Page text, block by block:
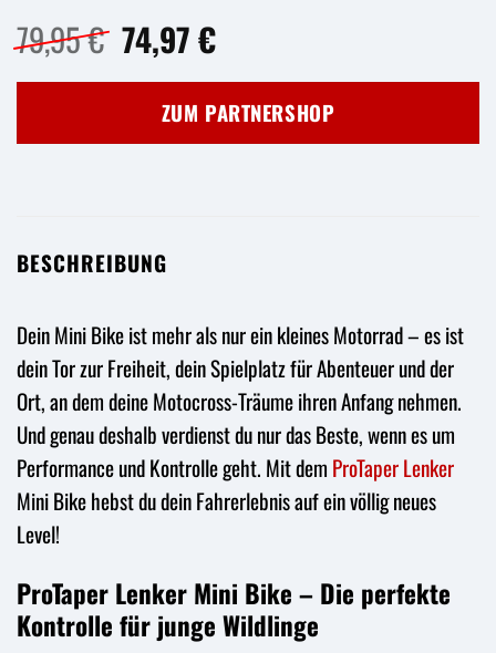
79,95€ Ursprünglicher
Preis
war:
79,95 €
74,97€Aktueller
ist:
74,97 €.
ZUM PARTNERSHOP
BESCHREIBUNG
Dein Mini Bike ist mehr als nur ein kleines Motorrad – es ist
dein Tor zur Freiheit, dein Spielplatz für Abenteuer und der
Ort, an dem deine Motocross-Träume ihren Anfang nehmen.
Und genau deshalb verdienst du nur das Beste, wenn es um
Performance und Kontrolle geht. Mit dem ProTaperLenker
Mini Bike hebst du dein Fahrerlebnis auf ein völlig neues
Level!
ProTaper Lenker Mini Bike – Die perfekte
Kontrolle für junge Wildlinge